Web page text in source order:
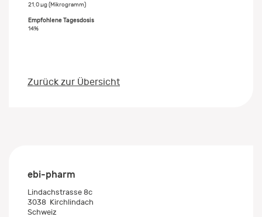
21,0 µg (Mikrogramm)
14%
Zurück zur Übersicht
ebi-pharm
Lindachstrasse 8c
3038 Kirchlindach
Schweiz